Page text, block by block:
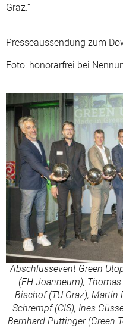
Graz.“
Presseaussendung zum
Foto: honorarfrei bei
Abschlussevent Green
(FH Joanneum),
Bischof (TU Graz), Martin
Schrempf (CIS), Ines
Bernhard Puttinger (Green